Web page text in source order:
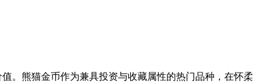
。熊猫金币作为兼具投资与收藏属性的热门品种，在怀柔